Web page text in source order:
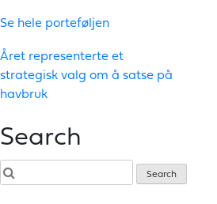
Se hele porteføljen
Innleggsnavigasjon
Året representerte et
strategisk valg om å satse på
havbruk
Search